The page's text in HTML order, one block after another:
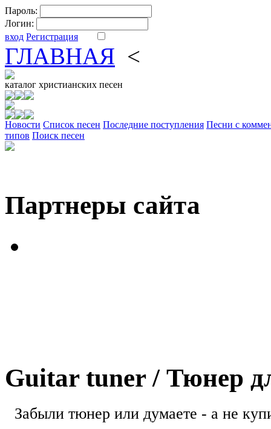
Пароль:
Логин:
вход Регистрация
ГЛАВНАЯ <
каталог христианских песен
Новости Cписок песен Последние поступления Песни с
типов Поиск песен
Партнеры сайта
Guitar tuner / Тюнер
Забыли тюнер или думаете - а не